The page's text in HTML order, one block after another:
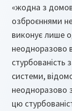
«жодна з
озброєннями
виконує лише
неодноразово
стурбованість
системи,
неодноразово
цю